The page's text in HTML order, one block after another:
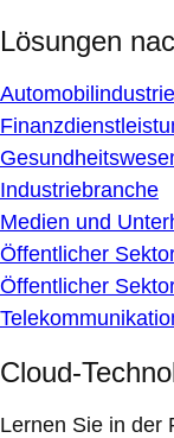
Lösungen
Automobilindustrie
Industriebranche
Medien und
Öffentlicher
Öffentlicher
Cloud-
Lernen Sie in der